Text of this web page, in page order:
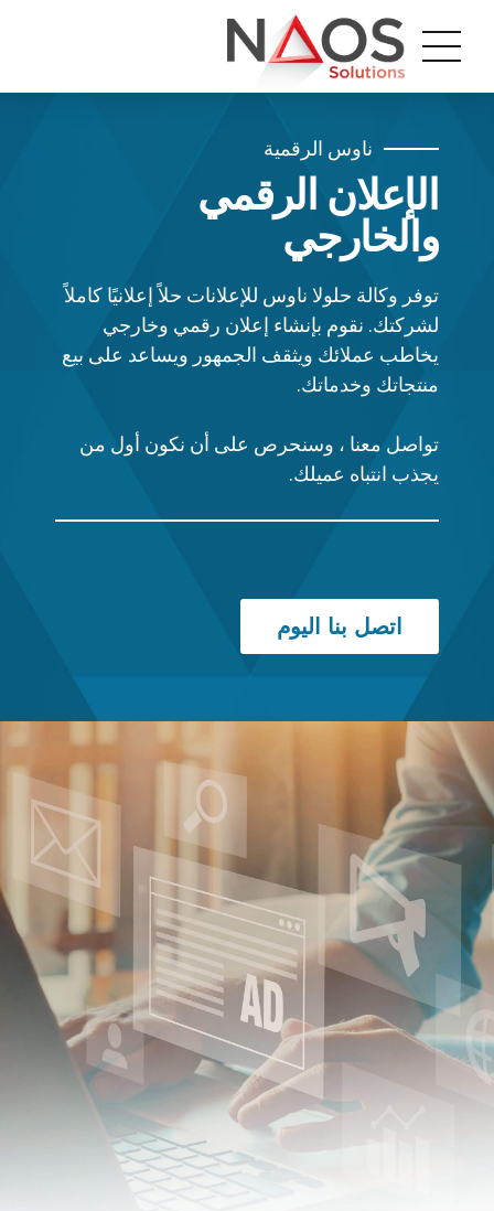
ناوس الرقمية
الإعلان الرقمي
والخارجي
توفر وكالة حلولا ناوس للإعلانات حلاً إعلانيًا كاملاً
لشركتك. نقوم بإنشاء إعلان رقمي وخارجي
يخاطب عملائك ويثقف الجمهور ويساعد على بيع
منتجاتك وخدماتك.
تواصل معنا ، وسنحرص على أن نكون أول من
يجذب انتباه عميلك.
اتصل بنا اليوم